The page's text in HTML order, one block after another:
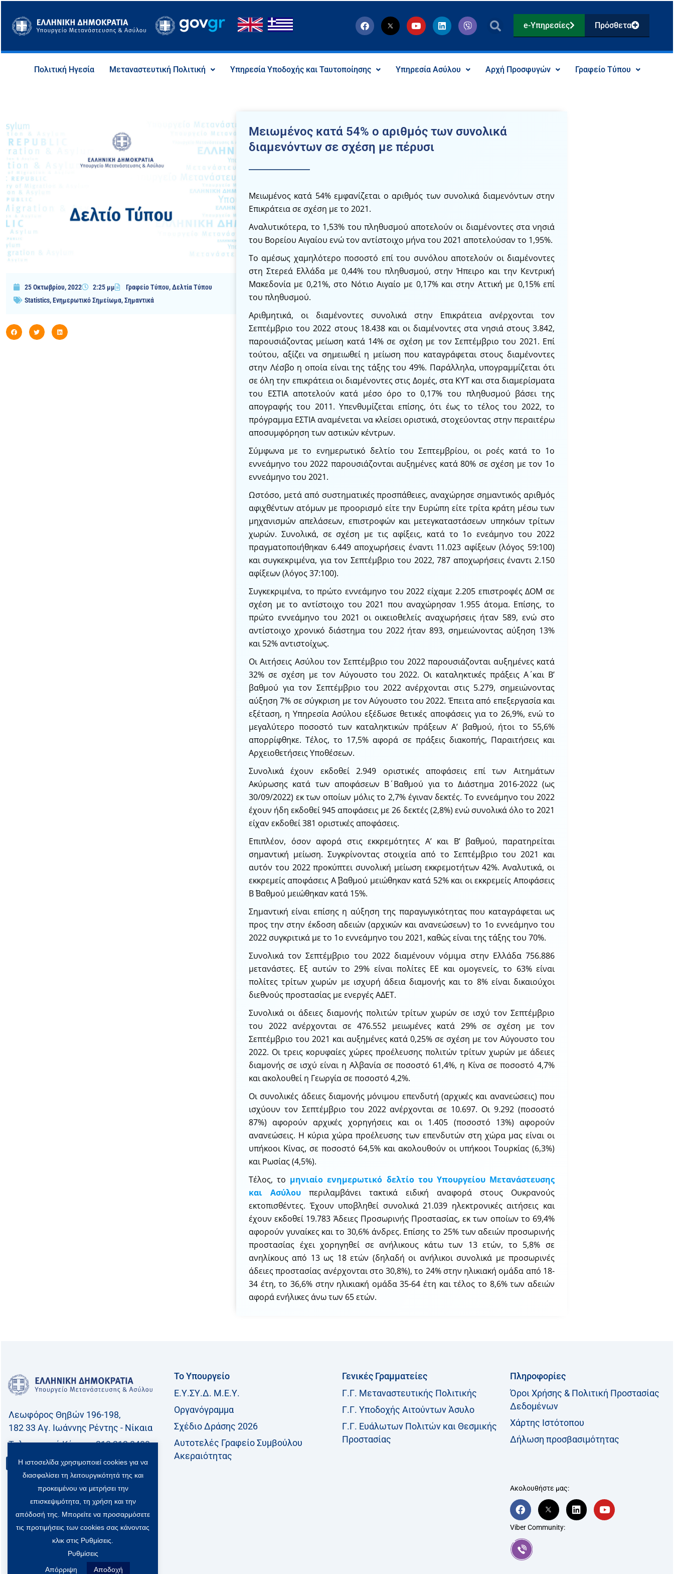
στο
περιεχόμενο
F
a
c
b
o
T
w
i
t
i
a
l
Y
o
u
u
e
L
i
n
e
d
i
V
i
b
r
e-Υπηρεσίες Πρόσθετα
Πολιτική Ηγεσία Μεταναστευτική Πολιτική Υπηρεσία Υποδοχής και Ταυτοποίησης Υπηρεσία Ασύλου Αρχή Προσφυγών Γραφείο Τύπου
25 Οκτωβρίου, 2022 2:25 μμ Γραφείο Τύπου,Δελτία Τύπου
Statistics,Ενημερωτικό Σημείωμα,Σημαντικά
Μειωμένος κατά 54% ο αριθμός των συνολικά
διαμενόντων σε σχέση με πέρυσι
Μειωμένος κατά 54% εμφανίζεται ο αριθμός των συνολικά διαμενόντων στην
Επικράτεια σε σχέση με το 2021.
Αναλυτικότερα, το 1,53% του πληθυσμού αποτελούν οι διαμένοντες στα νησιά
του Βορείου Αιγαίου ενώ τον αντίστοιχο μήνα του 2021 αποτελούσαν το 1,95%.
Το αμέσως χαμηλότερο ποσοστό επί του συνόλου αποτελούν οι διαμένοντες
στη Στερεά Ελλάδα με 0,44% του πληθυσμού, στην Ήπειρο και την Κεντρική
Μακεδονία με 0,21%, στο Νότιο Αιγαίο με 0,17% και στην Αττική με 0,15% επί
του πληθυσμού.
Αριθμητικά, οι διαμένοντες συνολικά στην Επικράτεια ανέρχονται τον
Σεπτέμβριο του 2022 στους 18.438 και οι διαμένοντες στα νησιά στους 3.842,
παρουσιάζοντας μείωση κατά 14% σε σχέση με τον Σεπτέμβριο του 2021. Επί
τούτου, αξίζει να σημειωθεί η μείωση που καταγράφεται στους διαμένοντες
στην Λέσβο η οποία είναι της τάξης του 49%. Παράλληλα, υπογραμμίζεται ότι
σε όλη την επικράτεια οι διαμένοντες στις Δομές, στα ΚΥΤ και στα διαμερίσματα
του ΕΣΤΙΑ αποτελούν κατά μέσο όρο το 0,17% του πληθυσμού βάσει της
απογραφής του 2011. Υπενθυμίζεται επίσης, ότι έως το τέλος του 2022, το
πρόγραμμα ΕΣΤΙΑ αναμένεται να κλείσει οριστικά, στοχεύοντας στην περαιτέρω
αποσυμφόρηση των αστικών κέντρων.
Σύμφωνα με το ενημερωτικό δελτίο του Σεπτεμβρίου, οι ροές κατά το 1ο
εννεάμηνο του 2022 παρουσιάζονται αυξημένες κατά 80% σε σχέση με τον 1ο
εννεάμηνο του 2021.
Ωστόσο, μετά από συστηματικές προσπάθειες, αναχώρησε σημαντικός αριθμός
αφιχθέντων ατόμων με προορισμό είτε την Ευρώπη είτε τρίτα κράτη μέσω των
μηχανισμών απελάσεων, επιστροφών και μετεγκαταστάσεων υπηκόων τρίτων
χωρών. Συνολικά, σε σχέση με τις αφίξεις, κατά το 1ο ενεάμηνο του 2022
πραγματοποιήθηκαν 6.449 αποχωρήσεις έναντι 11.023 αφίξεων (λόγος 59:100)
και συγκεκριμένα, για τον Σεπτέμβριο του 2022, 787 αποχωρήσεις έναντι 2.150
αφίξεων (λόγος 37:100).
Συγκεκριμένα, το πρώτο εννεάμηνο του 2022 είχαμε 2.205 επιστροφές ΔΟΜ σε
σχέση με το αντίστοιχο του 2021 που αναχώρησαν 1.955 άτομα. Επίσης, το
πρώτο εννεάμηνο του 2021 οι οικειοθελείς αναχωρήσεις ήταν 589, ενώ στο
αντίστοιχο χρονικό διάστημα του 2022 ήταν 893, σημειώνοντας αύξηση 13%
και 52% αντιστοίχως.
Οι Αιτήσεις Ασύλου τον Σεπτέμβριο του 2022 παρουσιάζονται αυξημένες κατά
32% σε σχέση με τον Αύγουστο του 2022. Οι καταληκτικές πράξεις Α΄ και Β’
βαθμού για τον Σεπτέμβριο του 2022 ανέρχονται στις 5.279, σημειώνοντας
αύξηση 7% σε σύγκριση με τον Αύγουστο του 2022. Έπειτα από επεξεργασία και
εξέταση, η Υπηρεσία Ασύλου εξέδωσε θετικές αποφάσεις για το 26,9%, ενώ το
μεγαλύτερο ποσοστό των καταληκτικών πράξεων Α’ βαθμού, ήτοι το 55,6%
απορρίφθηκε. Τέλος, το 17,5% αφορά σε πράξεις διακοπής, Παραιτήσεις και
Αρχειοθετήσεις Υποθέσεων.
Συνολικά έχουν εκδοθεί 2.949 οριστικές αποφάσεις επί των Αιτημάτων
Ακύρωσης κατά των αποφάσεων Β΄ Βαθμού για το Διάστημα 2016-2022 (ως
30/09/2022) εκ των οποίων μόλις το 2,7% έγιναν δεκτές. Το εννεάμηνο του 2022
έχουν ήδη εκδοθεί 945 αποφάσεις με 26 δεκτές (2,8%) ενώ συνολικά όλο το 2021
είχαν εκδοθεί 381 οριστικές αποφάσεις.
Επιπλέον, όσον αφορά στις εκκρεμότητες Α’ και Β’ βαθμού, παρατηρείται
σημαντική μείωση. Συγκρίνοντας στοιχεία από το Σεπτέμβριο του 2021 και
αυτόν του 2022 προκύπτει συνολική μείωση εκκρεμοτήτων 42%. Αναλυτικά, οι
εκκρεμείς αποφάσεις Α΄ βαθμού μειώθηκαν κατά 52% και οι εκκρεμείς Αποφάσεις
Β΄ Βαθμού μειώθηκαν κατά 15%.
Σημαντική είναι επίσης η αύξηση της παραγωγικότητας που καταγράφεται ως
προς την στην έκδοση αδειών (αρχικών και ανανεώσεων) το 1ο εννεάμηνο του
2022 συγκριτικά με το 1ο εννεάμηνο του 2021, καθώς είναι της τάξης του 70%.
Συνολικά τον Σεπτέμβριο του 2022 διαμένουν νόμιμα στην Ελλάδα 756.886
μετανάστες. Εξ αυτών το 29% είναι πολίτες ΕΕ και ομογενείς, το 63% είναι
πολίτες τρίτων χωρών με ισχυρή άδεια διαμονής και το 8% είναι δικαιούχοι
διεθνούς προστασίας με ενεργές ΑΔΕΤ.
Συνολικά οι άδειες διαμονής πολιτών τρίτων χωρών σε ισχύ τον Σεπτέμβριο
του 2022 ανέρχονται σε 476.552 μειωμένες κατά 29% σε σχέση με τον
Σεπτέμβριο του 2021 και αυξημένες κατά 0,25% σε σχέση με τον Αύγουστο του
2022. Οι τρεις κορυφαίες χώρες προέλευσης πολιτών τρίτων χωρών με άδειες
διαμονής σε ισχύ είναι η Αλβανία σε ποσοστό 61,4%, η Κίνα σε ποσοστό 4,7%
και ακολουθεί η Γεωργία σε ποσοστό 4,2%.
Οι συνολικές άδειες διαμονής μόνιμου επενδυτή (αρχικές και ανανεώσεις) που
ισχύουν τον Σεπτέμβριο του 2022 ανέρχονται σε 10.697. Οι 9.292 (ποσοστό
87%) αφορούν αρχικές χορηγήσεις και οι 1.405 (ποσοστό 13%) αφορούν
ανανεώσεις. Η κύρια χώρα προέλευσης των επενδυτών στη χώρα μας είναι οι
υπήκοοι Κίνας, σε ποσοστό 64,5% και ακολουθούν οι υπήκοοι Τουρκίας (6,3%)
και Ρωσίας (4,5%).
Τέλος, το μηνιαίο ενημερωτικό δελτίο του Υπουργείου Μετανάστευσης
και Ασύλουπεριλαμβάνει τακτικά ειδική αναφορά στους Ουκρανούς
εκτοπισθέντες. Έχουν υποβληθεί συνολικά 21.039 ηλεκτρονικές αιτήσεις και
έχουν εκδοθεί 19.783 Άδειες Προσωρινής Προστασίας, εκ των οποίων το 69,4%
αφορούν γυναίκες και το 30,6% άνδρες. Επίσης το 25% των αδειών προσωρινής
προστασίας έχει χορηγηθεί σε ανήλικους κάτω των 13 ετών, το 5,8% σε
ανηλίκους από 13 ως 18 ετών (δηλαδή οι ανήλικοι συνολικά με προσωρινές
άδειες προστασίας ανέρχονται στο 30,8%), το 24% στην ηλικιακή ομάδα από 18-
34 έτη, το 36,6% στην ηλικιακή ομάδα 35-64 έτη και τέλος το 8,6% των αδειών
αφορά ενήλικες άνω των 65 ετών.
Λεωφόρος Θηβών 196-198,
182 33 Aγ. Ιωάννης Ρέντης - Νίκαια
Τηλεφωνικό Kέντρο: 213 212 8400
Επικοινωνία
Το Υπουργείο
Ε.Υ.ΣΥ.Δ. Μ.Ε.Υ.
Οργανόγραμμα
Σχέδιο Δράσης 2026
Αυτοτελές Γραφείο Συμβούλου
Ακεραιότητας
Γενικές Γραμματείες
Γ.Γ. Μεταναστευτικής Πολιτικής
Γ.Γ. Υποδοχής Αιτούντων Άσυλο
Γ.Γ. Ευάλωτων Πολιτών και Θεσμικής
Προστασίας
Πληροφορίες
Όροι Χρήσης & Πολιτική Προστασίας
Δεδομένων
Χάρτης Ιστότοπου
Δήλωση προσβασιμότητας
Ακολουθήστε μας:
F
a
c
e
b
o
o
T
w
i
t
L
i
n
Y
o
u
Viber Community:
Η ιστοσελίδα χρησιμοποιεί cookies για να
διασφαλίσει τη λειτουργικότητά της και
προκειμένου να μετρήσει την
επισκεψιμότητα, τη χρήση και την
απόδοσή της. Μπορείτε να προσαρμόσετε
τις προτιμήσεις των cookies σας κάνοντας
κλικ στις Ρυθμίσεις.
Ρυθμίσεις
Απόρριψη Αποδοχή